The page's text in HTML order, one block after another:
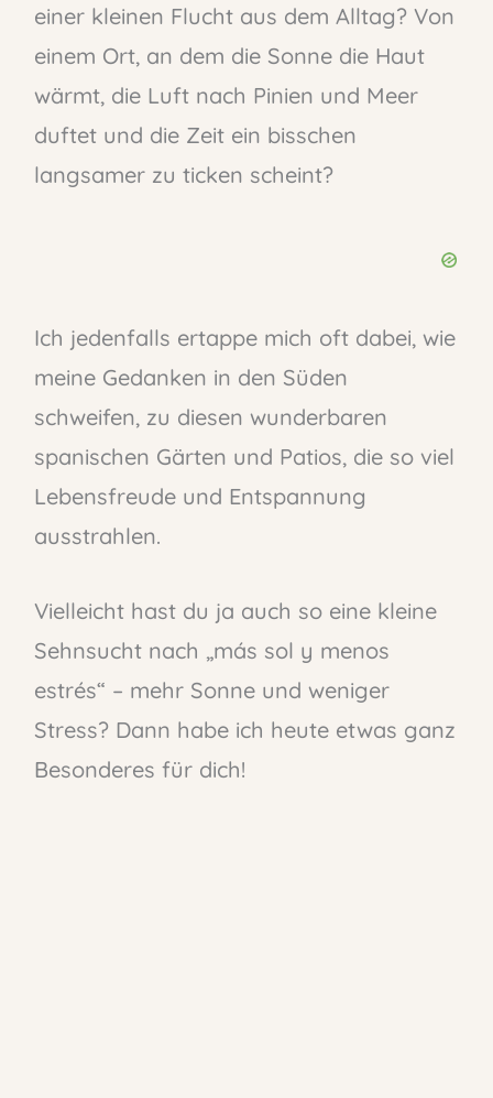
einer kleinen Flucht aus dem Alltag? Von
einem Ort, an dem die Sonne die Haut
wärmt, die Luft nach Pinien und Meer
duftet und die Zeit ein bisschen
langsamer zu ticken scheint?
Ich jedenfalls ertappe mich oft dabei, wie
meine Gedanken in den Süden
schweifen, zu diesen wunderbaren
spanischen Gärten und Patios, die so viel
Lebensfreude und Entspannung
ausstrahlen.
Vielleicht hast du ja auch so eine kleine
Sehnsucht nach „más sol y menos
estrés“ – mehr Sonne und weniger
Stress? Dann habe ich heute etwas ganz
Besonderes für dich!